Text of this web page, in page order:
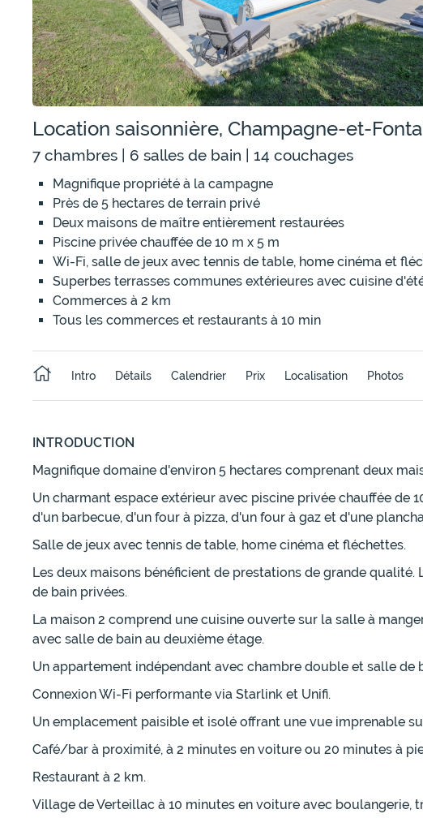
Location saisonnière, Champagne-et-
7 chambres | 6 salles de bain | 14 couchages
Magnifique propriété à la campagne
Près de 5 hectares de terrain privé
Deux maisons de maître entièrement restaurées
Piscine privée chauffée de 10 m x 5 m
Wi-Fi, salle de jeux avec tennis de table, home cinéma et
Superbes terrasses communes extérieures avec cuisine
Commerces à 2 km
Tous les commerces et restaurants à 10 min
Intro Détails Calendrier Prix Localisation Photos
INTRODUCTION
Magnifique domaine d'environ 5 hectares comprenant deux
Un charmant espace extérieur avec piscine privée chauffée de
d'un barbecue, d'un four à pizza, d'un four à gaz et d'une
Salle de jeux avec tennis de table, home cinéma et fléchettes.
Les deux maisons bénéficient de prestations de grande
de bain privées.
La maison 2 comprend une cuisine ouverte sur la salle à
avec salle de bain au deuxième étage.
Un appartement indépendant avec chambre double et salle de
Connexion Wi-Fi performante via Starlink et Unifi.
Un emplacement paisible et isolé offrant une vue imprenable
Café/bar à proximité, à 2 minutes en voiture ou 20 minutes à
Restaurant à 2 km.
Village de Verteillac à 10 minutes en voiture avec boulangerie,